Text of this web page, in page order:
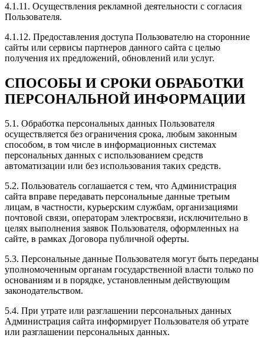
Очень хороший чип тюнинг автомобилей, все
делают быстро и качественно и главное близко
находятся, сотрудники доброжелательные и
вежливые. Рекомендую всем
Рейтинг отзыва:5
Делали чип-тюнинг, сразу 3 авто, сделали скидку.
Ранее знакомые делали тоже у них!
Все машины поехали очень хорошо, результат
ощутим был в первый же день!
Если вы хотели получить высококачественный
подход к любому вопросу и заинтересованность в
удовлетворении всех ваших хотелок, то это
определено команда Зачипован! Спасибо! Низкий
поклон Евгению и Алексею!
Рейтинг отзыва:5
Все отлично! Евгений отличный мастер, все
растолковал, приятно с ним побеседовали о тачках!
Мой Чери Тиго 8 сразу приняли в работу. В общем я
всем доволен, прибавка ощутима! Рекомендую всем!
4.1.11. Осуществления рекламной деятельности с согласия
Пользователя.
4.1.12. Предоставления доступа Пользователю на сторонние
сайты или сервисы партнеров данного сайта с целью
получения их предложений, обновлений или услуг.
СПОСОБЫ И СРОКИ ОБРАБОТКИ
ПЕРСОНАЛЬНОЙ ИНФОРМАЦИИ
5.1. Обработка персональных данных Пользователя
осуществляется без ограничения срока, любым законным
способом, в том числе в информационных системах
персональных данных с использованием средств
автоматизации или без использования таких средств.
5.2. Пользователь соглашается с тем, что Администрация
сайта вправе передавать персональные данные третьим
лицам, в частности, курьерским службам, организациями
почтовой связи, операторам электросвязи, исключительно в
целях выполнения заявок Пользователя, оформленных на
сайте, в рамках Договора публичной оферты.
5.3. Персональные данные Пользователя могут быть переданы
уполномоченным органам государственной власти только по
основаниям и в порядке, установленным действующим
законодательством.
5.4. При утрате или разглашении персональных данных
Администрация сайта информирует Пользователя об утрате
или разглашении персональных данных.